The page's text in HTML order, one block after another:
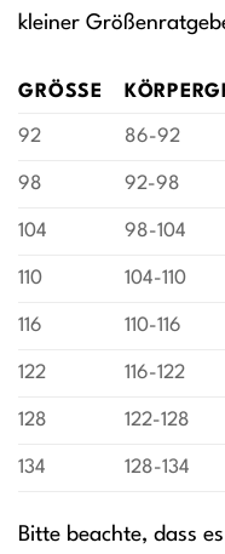
kleiner
GRÖSSE
92 86-92
98 92-98
104 98-104
110 104-110
116 110-116
122 116-122
128 122-128
134 128-134
Bitte beachte, dass